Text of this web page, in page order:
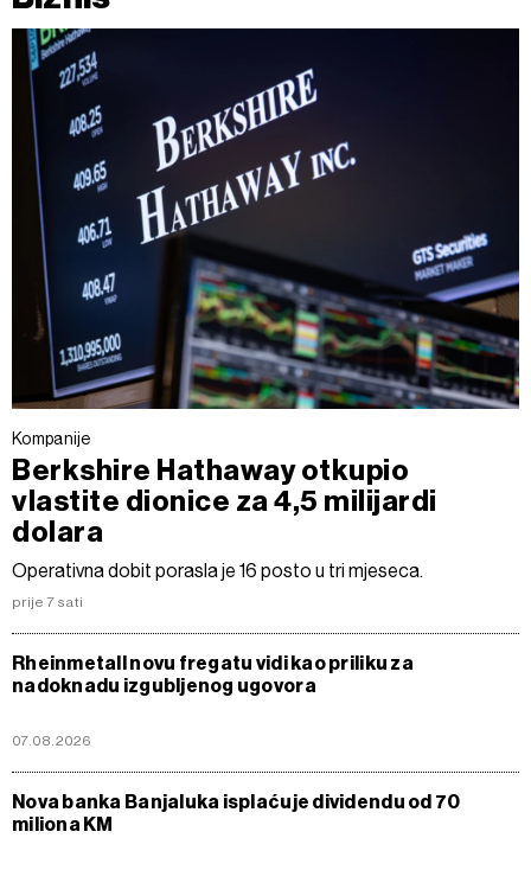
Kompanije
Berkshire Hathaway otkupio
vlastite dionice za 4,5 milijardi
dolara
Operativna dobit porasla je 16 posto u tri mjeseca.
prije 7 sati
Rheinmetall novu fregatu vidi kao priliku za
nadoknadu izgubljenog ugovora
07.08.2026
Nova banka Banjaluka isplaćuje dividendu od 70
miliona KM